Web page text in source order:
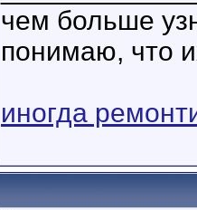
чем больше
понимаю, что
иногда